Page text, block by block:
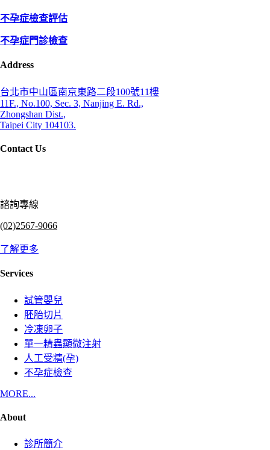
不孕症檢查評估
不孕症門診檢查
Address
台北市中山區南京東路二段100號11樓
11F., No.100, Sec. 3, Nanjing E. Rd.,
Zhongshan Dist.,
Taipei City 104103.
Contact Us
諮詢專線
(02)2567-9066
了解更多
Services
試管嬰兒
胚胎切片
冷凍卵子
單一精蟲顯微注射
人工受精(孕)
不孕症檢查
MORE...
About
診所簡介